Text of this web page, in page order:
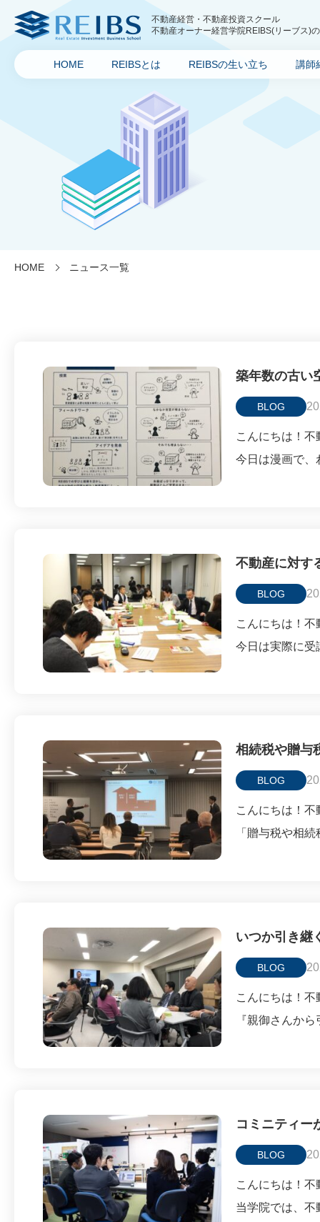
不動産経営・不動産投資スクール
不動産オーナー経営学院REIBS(リーブス)
HOME REIBSとは REIBSの生い立ち 講師
HOME ニュース一覧
築年数の古い
BLOG
こんにちは！
今日は漫画で
不動産に対す
BLOG
こんにちは！
今日は実際に
相続税や贈与
BLOG
こんにちは！
「贈与税や相
いつか引き継
BLOG
こんにちは！
『親御さんか
コミニティー
BLOG
こんにちは！
当学院では、